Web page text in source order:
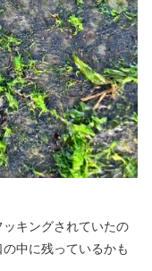
キングされていたの
中に残っているかも